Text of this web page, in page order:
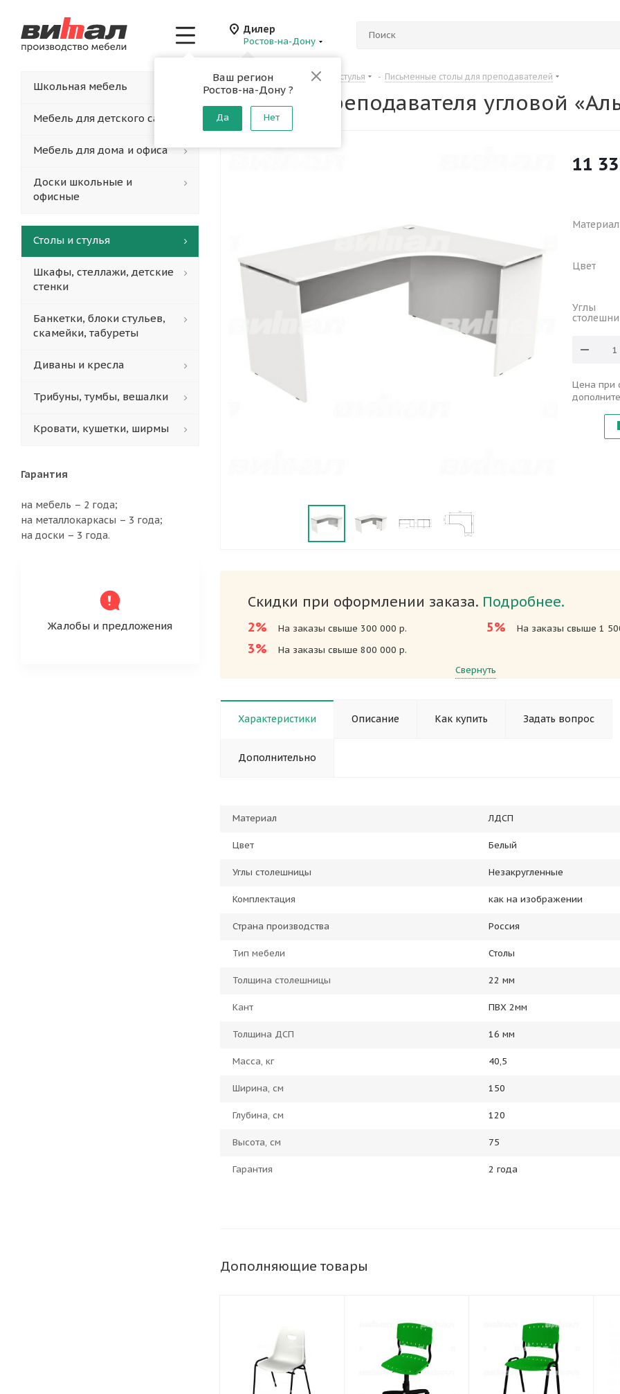
Дилер
Ростов-на-Дону
Ваш регион
Ростов-на-Дону ?
Да Нет
Главная - Каталог Столы и стулья - Письменные столы для преподавателей
Стол для преподавателя угловой
11
Материал
Цвет
Углы
Цена при
Скидки при оформлении заказа. Подробнее.
2% На заказы свыше 300 000 р.
3% На заказы свыше 800 000 р.
5% На заказы свыше 1
Свернуть
Характеристики Описание Как купить Задать вопрос
Дополнительно
Материал ЛДСП
Цвет Белый
Углы столешницы Незакругленные
Комплектация как на изображении
Страна производства Россия
Тип мебели Столы
Толщина столешницы 22 мм
Кант ПВХ 2мм
Толщина ДСП 16 мм
Масса, кг 40,5
Ширина, см 150
Глубина, см 120
Высота, см 75
Гарантия 2 года
Дополняющие товары
Школьная мебель
Мебель для детского сада
Мебель для дома и офиса
Доски школьные и
офисные
Столы и стулья
Шкафы, стеллажи, детские
стенки
Банкетки, блоки стульев,
скамейки, табуреты
Диваны и кресла
Трибуны, тумбы, вешалки
Кровати, кушетки, ширмы
Гарантия
на мебель – 2 года;
на металлокаркасы – 3 года;
на доски – 3 года.
Жалобы и предложения